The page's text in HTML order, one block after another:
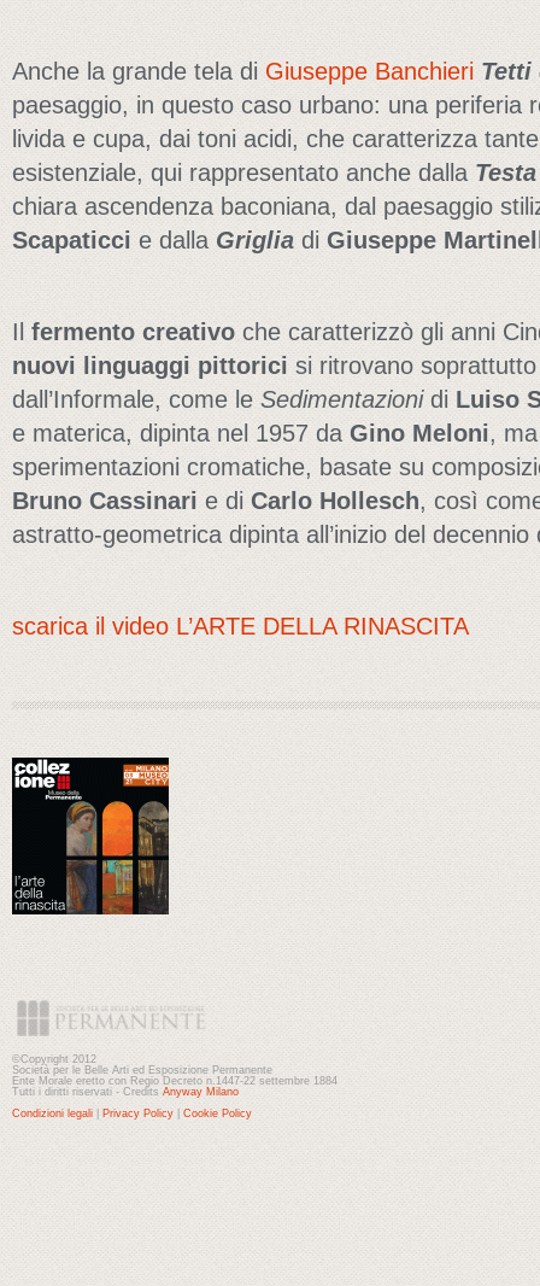
Anche la grande tela di Giuseppe Banchieri Tetti
paesaggio, in questo caso urbano: una periferia
livida e cupa, dai toni acidi, che caratterizza
esistenziale, qui rappresentato anche dalla Testa
chiara ascendenza baconiana, dal paesaggio
Scapaticci e dalla Grigliadi Giuseppe
Il fermento creativo che caratterizzò gli anni
nuovi linguaggi pittorici si ritrovano
dall’Informale, come le Sedimentazionidi Luiso
e materica, dipinta nel 1957 da Gino Meloni,
sperimentazioni cromatiche, basate su
Bruno Cassinari e di Carlo Hollesch, così
astratto-geometrica dipinta all’inizio del
scarica il video L’ARTE DELLA RINASCITA
©Copyright 2012
Società per le Belle Arti ed Esposizione Permanente
Ente Morale eretto con Regio Decreto n.1447-22 settembre 1884
Tutti i diritti riservati - Credits Anyway Milano
Condizioni legali
Privacy Policy Cookie Policy